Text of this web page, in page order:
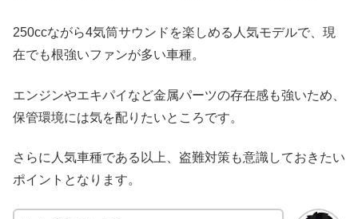
250ccながら4気筒サウンドを楽しめる人気モデルで、現
在でも根強いファンが多い車種。
エンジンやエキパイなど金属パーツの存在感も強いため、
保管環境には気を配りたいところです。
さらに人気車種である以上、盗難対策も意識しておきたい
ポイントとなります。